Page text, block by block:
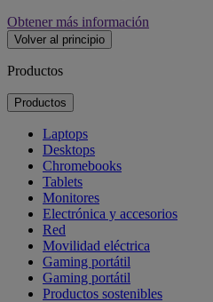
Obtener más información
Volver al principio
Productos
Productos
Laptops
Desktops
Chromebooks
Tablets
Monitores
Electrónica y accesorios
Red
Movilidad eléctrica
Gaming portátil
Gaming portátil
Productos sostenibles